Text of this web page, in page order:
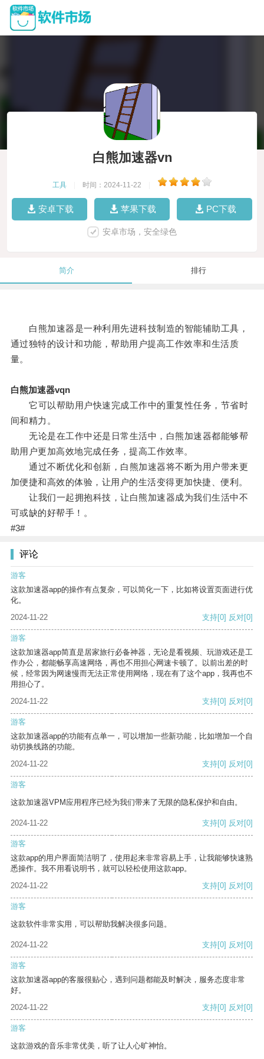
白熊加速器vn
工具 时间：2024-11-22
安卓下载 苹果下载 PC下载
安卓市场，安全绿色
简介 排行
白熊加速器是一种利用先进科技制造的智能辅助工具，
通过独特的设计和功能，帮助用户提高工作效率和生活质
量。
白熊加速器vqn
它可以帮助用户快速完成工作中的重复性任务，节省时
间和精力。
无论是在工作中还是日常生活中，白熊加速器都能够帮
助用户更加高效地完成任务，提高工作效率。
通过不断优化和创新，白熊加速器将不断为用户带来更
加便捷和高效的体验，让用户的生活变得更加快捷、便利。
让我们一起拥抱科技，让白熊加速器成为我们生活中不
可或缺的好帮手！。
#3#
评论
游客
这款加速器app的操作有点复杂，可以简化一下，比如将设置页面进行优
化。
2024-11-22
支持[0] 反对[0]
游客
这款加速器app简直是居家旅行必备神器，无论是看视频、玩游戏还是工
作办公，都能畅享高速网络，再也不用担心网速卡顿了。以前出差的时
候，经常因为网速慢而无法正常使用网络，现在有了这个app，我再也不
用担心了。
2024-11-22
支持[0] 反对[0]
游客
这款加速器app的功能有点单一，可以增加一些新功能，比如增加一个自
动切换线路的功能。
2024-11-22
支持[0] 反对[0]
游客
这款加速器VPM应用程序已经为我们带来了无限的隐私保护和自由。
2024-11-22 支持[0] 反对[0]
游客
这款app的用户界面简洁明了，使用起来非常容易上手，让我能够快速熟
悉操作。我不用看说明书，就可以轻松使用这款app。
2024-11-22
支持[0] 反对[0]
游客
这款软件非常实用，可以帮助我解决很多问题。
2024-11-22 支持[0] 反对[0]
游客
这款加速器app的客服很贴心，遇到问题都能及时解决，服务态度非常
好。
2024-11-22
支持[0] 反对[0]
游客
这款游戏的音乐非常优美，听了让人心旷神怡。